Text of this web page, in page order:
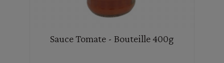
Sauce Tomate - Bouteille 400g